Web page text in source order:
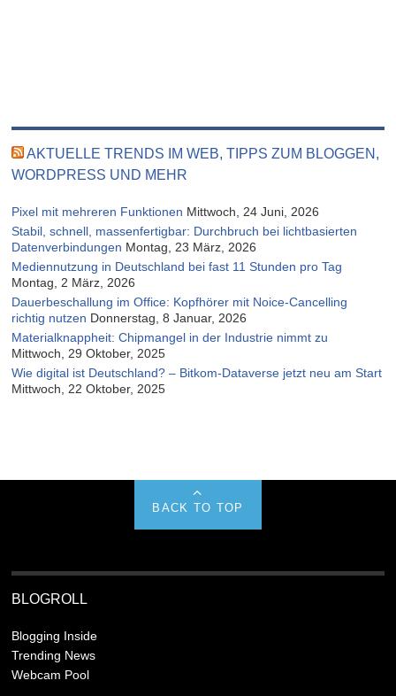
AKTUELLE TRENDS IM WEB, TIPPS ZUM BLOGGEN,
WORDPRESS UND MEHR
Pixel mit mehreren Funktionen Mittwoch, 24 Juni, 2026
Stabil, schnell, massenfertigbar: Durchbruch bei lichtbasierten
Datenverbindungen Montag, 23 März, 2026
Mediennutzung in Deutschland bei fast 11 Stunden pro Tag
Montag, 2 März, 2026
Dauerbeschallung im Office: Kopfhörer mit Noice-Cancelling
richtig nutzen Donnerstag, 8 Januar, 2026
Materialknappheit: Chipmangel in der Industrie nimmt zu
Mittwoch, 29 Oktober, 2025
Wie digital ist Deutschland? – Bitkom-Dataverse jetzt neu am Start
Mittwoch, 22 Oktober, 2025
BACK TO TOP
BLOGROLL
Blogging Inside
Trending News
Webcam Pool